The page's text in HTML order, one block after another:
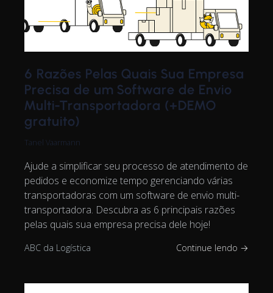
6 Razões Pelas Quais Sua Empresa
Precisa de um Software de Envio
Multi-Transportadora (+DEMO
gratuito)
Tanel Vaarmann
Ajude a simplificar seu processo de atendimento de
pedidos e economize tempo gerenciando várias
transportadoras com um software de envio multi-
transportadora. Descubra as 6 principais razões
pelas quais sua empresa precisa dele hoje!
ABC da Logística Continue lendo →